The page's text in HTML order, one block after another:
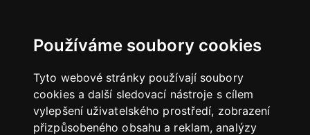
Používáme soubory cookies
Tyto webové stránky používají soubory
cookies a další sledovací nástroje s cílem
vylepšení uživatelského prostředí, zobrazení
přizpůsobeného obsahu a reklam, analýzy